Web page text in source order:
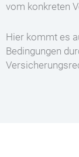
vom konkreten
Hier kommt es
Bedingungen